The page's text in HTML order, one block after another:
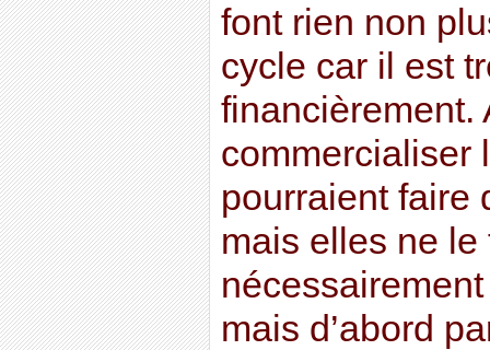
font rien non
cycle car il est
financièrement.
commercialiser
pourraient faire
mais elles ne
mais d’abord